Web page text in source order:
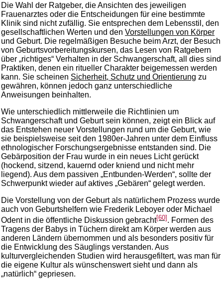
Die Wahl der Ratgeber, die Ansichten des jeweiligen
Frauenarztes oder die Entscheidungen für eine bestimmte
Klinik sind nicht zufällig. Sie entsprechen dem Lebensstil, den
gesellschaftlichen Werten und den Vorstellungen von Körper
und Geburt. Die regelmäßigen Besuche beim Arzt, der Besuch
von Geburtsvorbereitungskursen, das Lesen von Ratgebern
über „richtiges“ Verhalten in der Schwangerschaft, all dies sind
Praktiken, denen ein ritueller Charakter beigemessen werden
kann. Sie scheinen Sicherheit, Schutz und Orientierung zu
gewähren, können jedoch ganz unterschiedliche
Anweisungen beinhalten.
Wie unterschiedlich mittlerweile die Richtlinien um
Schwangerschaft und Geburt sein können, zeigt ein Blick auf
das Entstehen neuer Vorstellungen rund um die Geburt, wie
sie beispielsweise seit den 1980er-Jahren unter dem Einfluss
ethnologischer Forschungsergebnisse entstanden sind. Die
Gebärposition der Frau wurde in ein neues Licht gerückt
(hockend, sitzend, kauernd oder kniend und nicht mehr
liegend). Aus dem passiven „Entbunden-Werden“, sollte der
Schwerpunkt wieder auf aktives „Gebären“ gelegt werden.
Die Vorstellung von der Geburt als natürlichem Prozess wurde
auch von Geburtshelfern wie Frederik Leboyer oder Michael
Odent in die öffentliche Diskussion gebracht[60]. Formen des
Tragens der Babys in Tüchern direkt am Körper werden aus
anderen Ländern übernommen und als besonders positiv für
die Entwicklung des Säuglings verstanden. Aus
kulturvergleichenden Studien wird herausgefiltert, was man für
die eigene Kultur als wünschenswert sieht und dann als
„natürlich“ gepriesen.